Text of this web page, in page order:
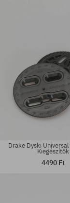
Drake Dyski
Kiegészítők
4490 Ft